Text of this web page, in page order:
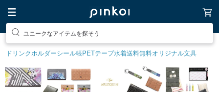
素敵な生活グッズを探そう
ドリンクホルダーシール帳PETテープ水着送料無料オリジナル文具